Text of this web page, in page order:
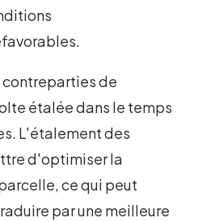
contreparties de
étalée dans le temps
L'étalement des
d'optimiser la
ce qui peut
par une meilleure